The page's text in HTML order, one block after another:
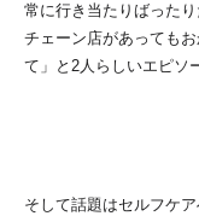
常に行き当たりばった
チェーン店があっても
て」と2人らしいエピソ
そして話題はセルフケ